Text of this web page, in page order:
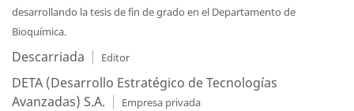
desarrollando la tesis de fin de grado en el Departamento de
Bioquímica.
Descarriada Editor
DETA (Desarrollo Estratégico de Tecnologías
Avanzadas) S.A.
Empresa privada